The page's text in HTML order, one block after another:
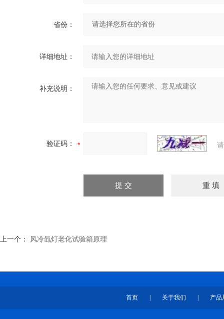
省份：
详细地址：
补充说明：
验证码：
上一个： 风冷氙灯老化试验箱原理
首页 关于我们 产品